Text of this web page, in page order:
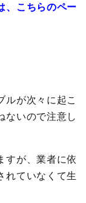
、こちらのペー
ルが次々に起こ
ないので注意し
すが、業者に依
れていなくて生